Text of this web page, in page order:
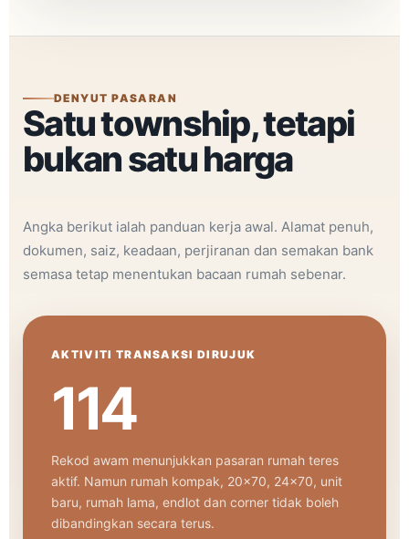
DENYUT PASARAN
Satu township, tetapi
bukan satu harga
Angka berikut ialah panduan kerja awal. Alamat penuh,
dokumen, saiz, keadaan, perjiranan dan semakan bank
semasa tetap menentukan bacaan rumah sebenar.
AKTIVITI TRANSAKSI DIRUJUK
114
Rekod awam menunjukkan pasaran rumah teres
aktif. Namun rumah kompak, 20x70, 24x70, unit
baru, rumah lama, endlot dan corner tidak boleh
dibandingkan secara terus.